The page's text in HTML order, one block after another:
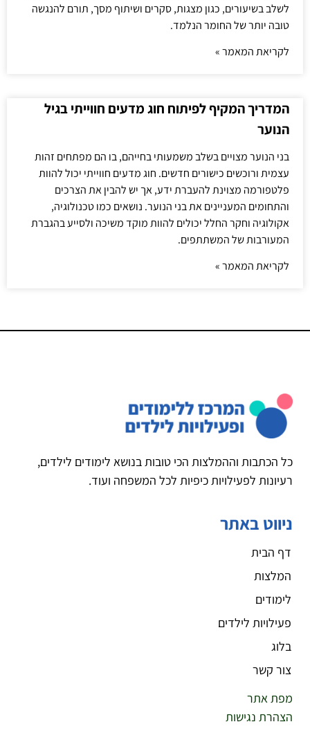
לשלב בשיעורים, כגון מצגות, סקרים ושיתוף מסך, תורם להנגשה
טובה יותר של החומר הנלמד.
לקריאת המאמר »
המדריך המקיף לפיתוח חוג מדעים חווייתי בגיל
הנוער
בני הנוער מצויים בשלב משמעותי בחייהם, בו הם מפתחים זהות
עצמית ורוכשים כישורים חדשים. חוג מדעים חווייתי יכול להוות
פלטפורמה מצוינת להעברת ידע, אך יש להבין את הצרכים
והתחומים המעניינים את בני הנוער. נושאים כמו טכנולוגיה,
אקולוגיה וחקר החלל יכולים להוות מוקד משיכה ולסייע בהגברת
המעורבות של המשתתפים.
לקריאת המאמר »
כל הכתבות וההמלצות הכי טובות בנושא לימודים לילדים,
רעיונות לפעילויות כיפיות לכל המשפחה ועוד.
ניווט באתר
דף הבית
המלצות
לימודים
פעילויות לילדים
בלוג
צור קשר
מפת אתר
הצהרת נגישות